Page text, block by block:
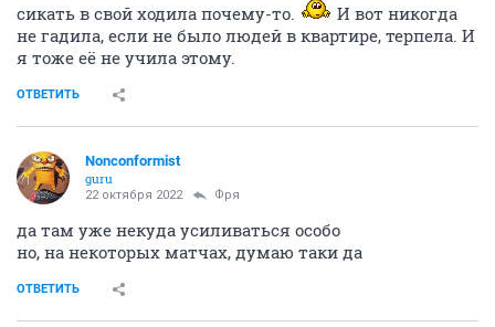
сикать в свой ходила почему-то.
И вот никогда
не гадила, если не было людей в квартире, терпела. И
я тоже её не учила этому.
ОТВЕТИТЬ
Nonconformist
guru
22 октября 2022 Фря
да там уже некуда усиливаться особо
но, на некоторых матчах, думаю таки да
ОТВЕТИТЬ